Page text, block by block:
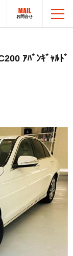
ｱﾊﾞﾝｷﾞｬﾙﾄﾞ